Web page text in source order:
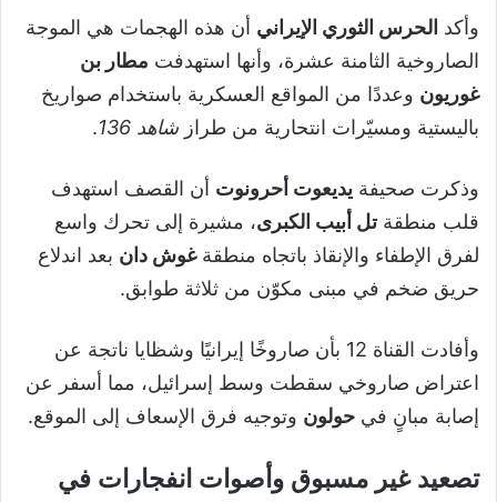
وأكد الحرس الثوري الإيراني أن هذه الهجمات هي الموجة
الصاروخية الثامنة عشرة، وأنها استهدفت مطار بن
غوريون وعددًا من المواقع العسكرية باستخدام صواريخ
باليستية ومسيّرات انتحارية من طراز شاهد 136 .
وذكرت صحيفة يديعوت أحرونوت أن القصف استهدف
قلب منطقةتل أبيب الكبرى، مشيرة إلى تحرك واسع
لفرق الإطفاء والإنقاذ باتجاه منطقةغوش دان بعد اندلاع
حريق ضخم في مبنى مكوّن من ثلاثة طوابق.
وأفادت القناة 12 بأن صاروخًا إيرانيًا وشظايا ناتجة عن
اعتراض صاروخي سقطت وسط إسرائيل، مما أسفر عن
إصابة مبانٍ في حولون وتوجيه فرق الإسعاف إلى الموقع.
تصعيد غير مسبوق وأصوات انفجارات في